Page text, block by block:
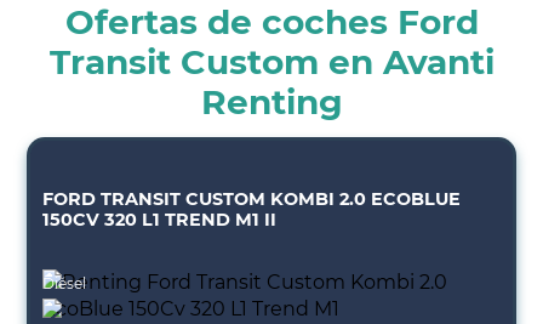
Ofertas de coches Ford
Transit Custom en Avanti
Renting
FORD TRANSIT CUSTOM KOMBI 2.0 ECOBLUE
150CV 320 L1 TREND M1 II
Diésel